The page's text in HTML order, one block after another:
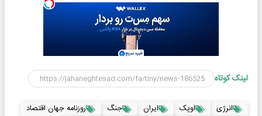
لینک کوتاه
انرژی اوپک ایران جنگ
روزنامه جهان اقتصاد